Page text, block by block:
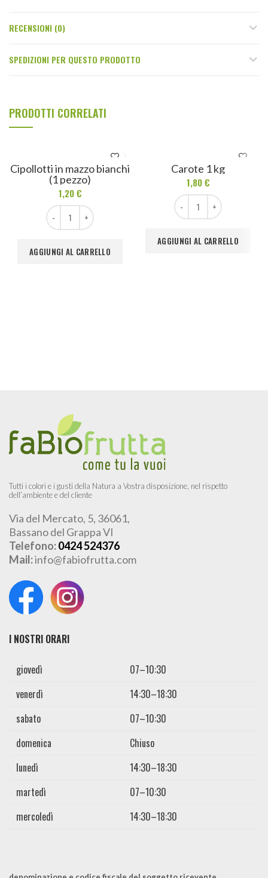
RECENSIONI (0)
SPEDIZIONI PER QUESTO PRODOTTO
PRODOTTI CORRELATI
Cipollotti in mazzo bianchi
(1 pezzo)
1,20€
Cipollotti in mazzo bianchi (1 pezzo) quantità
AGGIUNGI AL CARRELLO
Carote 1 kg
1,80€
Carote 1 kg quantità
AGGIUNGI AL CARRELLO
Tutti i colori e i gusti della Natura a Vostra disposizione, nel rispetto
dell’ambiente e del cliente
Via del Mercato, 5, 36061,
Bassano del Grappa VI
Telefono:0424 524376
Mail:info@fabiofrutta.com
I NOSTRI ORARI
giovedì
07–10:30
venerdì
14:30–18:30
sabato
07–10:30
domenica
Chiuso
lunedì
14:30–18:30
martedì
07–10:30
mercoledì
14:30–18:30